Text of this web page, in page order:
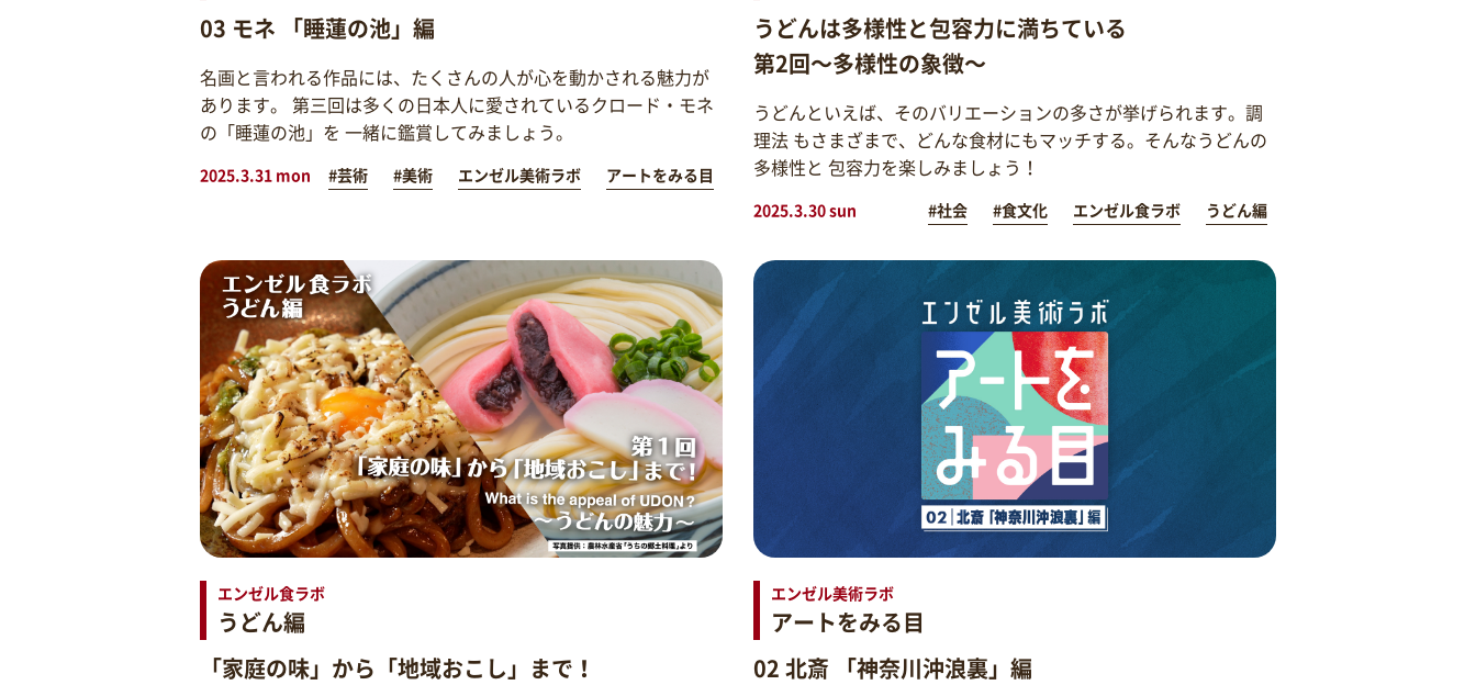
03 モネ 「睡蓮の池」編
名画と言われる作品には、たくさんの人が心を動かされる魅力が
あります。 第三回は多くの日本人に愛されているクロード・モネ
の「睡蓮の池」を 一緒に鑑賞してみましょう。
2025.3.31 mon #芸術 #美術 エンゼル美術ラボ アートをみる目
うどんは多様性と包容力に満ちている
第2回～多様性の象徴～
うどんといえば、そのバリエーションの多さが挙げられます。調
理法 もさまざまで、どんな食材にもマッチする。そんなうどんの
多様性と 包容力を楽しみましょう！
2025.3.30 sun #社会 #食文化 エンゼル食ラボ うどん編
エンゼル食ラボ
うどん編
「家庭の味」から「地域おこし」まで！
エンゼル美術ラボ
アートをみる目
02 北斎 「神奈川沖浪裏」編